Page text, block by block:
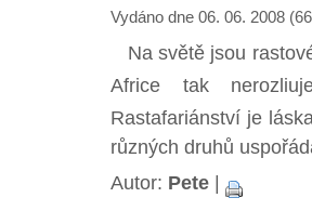
Vydáno dne 06. 06. 2008
Na světě jsou
Africe tak
Rastafariánství je
různých druhů
Autor: Pete |